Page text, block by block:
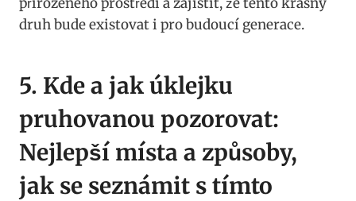
druh bude existovat i pro‍ budoucí generace.
5. Kde a jak ​úklejku
pruhovanou pozorovat:‌
Nejlepší ⁤místa a způsoby,
jak se seznámit s tímto